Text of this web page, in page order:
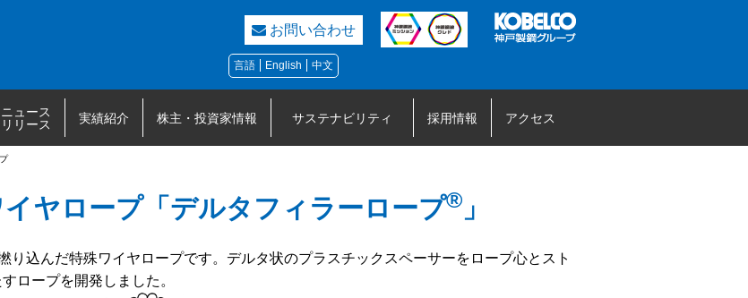
お問い合わせ
言語 English 中文
ニュース
リリース
実績紹介 株主・投資家情報 サステナビリティ 採用情報 アクセス
ヤロープ「デルタフィラーロープ® 」
り込んだ特殊ワイヤロープです。デルタ状のプラスチックスペーサーをロープ心とスト
ロープを開発しました。